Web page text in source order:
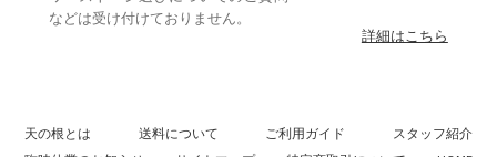
などは受け付けておりません。
詳細はこちら
天の根とは 送料について ご利用ガイド
スタッフ紹介